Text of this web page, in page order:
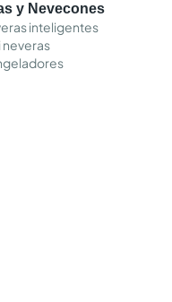
y Nevecones
inteligentes
neveras